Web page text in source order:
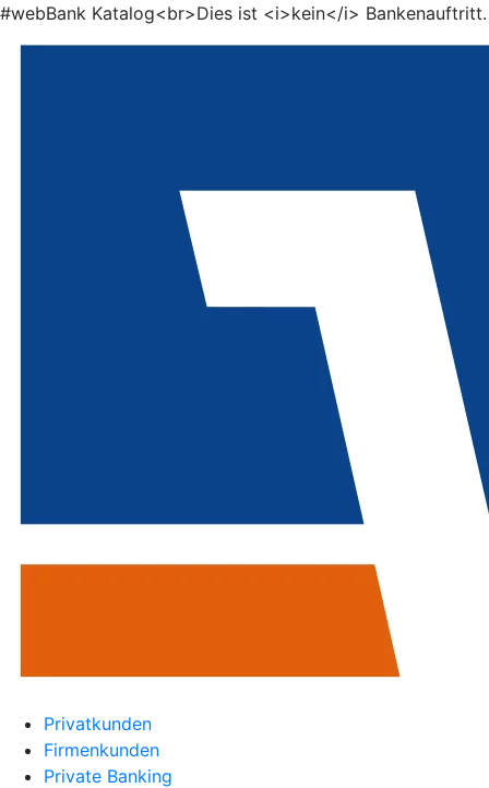
#webBank Katalog<br>Dies ist <i>kein</i> Bankenauftritt.
Privatkunden
Firmenkunden
Private Banking